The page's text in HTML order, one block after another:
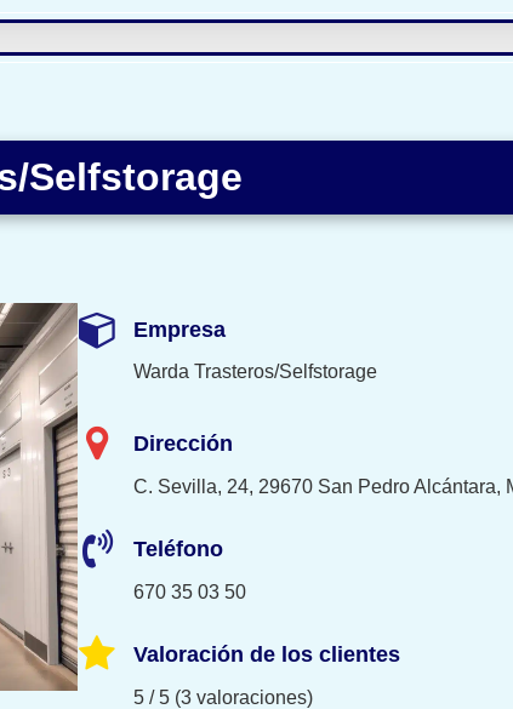
Selfstorage
Empresa
Warda Trasteros/Selfstorage
Dirección
C. Sevilla, 24, 29670 San Pedro Alcántara,
Teléfono
670 35 03 50
Valoración de los clientes
5 / 5 (3 valoraciones)